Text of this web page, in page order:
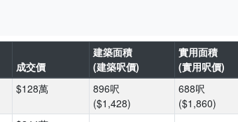
成交價
建築面積
(建築呎價)
實用面積
(實用呎價)
$128萬
896呎
($1,428)
688呎
($1,860)